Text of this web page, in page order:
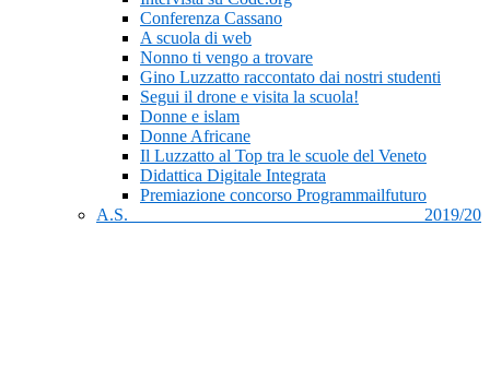
Conferenza Cassano
A scuola di web
Nonno ti vengo a trovare
Gino Luzzatto raccontato dai nostri studenti
Segui il drone e visita la scuola!
Donne e islam
Donne Africane
Il Luzzatto al Top tra le scuole del Veneto
Didattica Digitale Integrata
Premiazione concorso Programmailfuturo
A.S. 2019/20